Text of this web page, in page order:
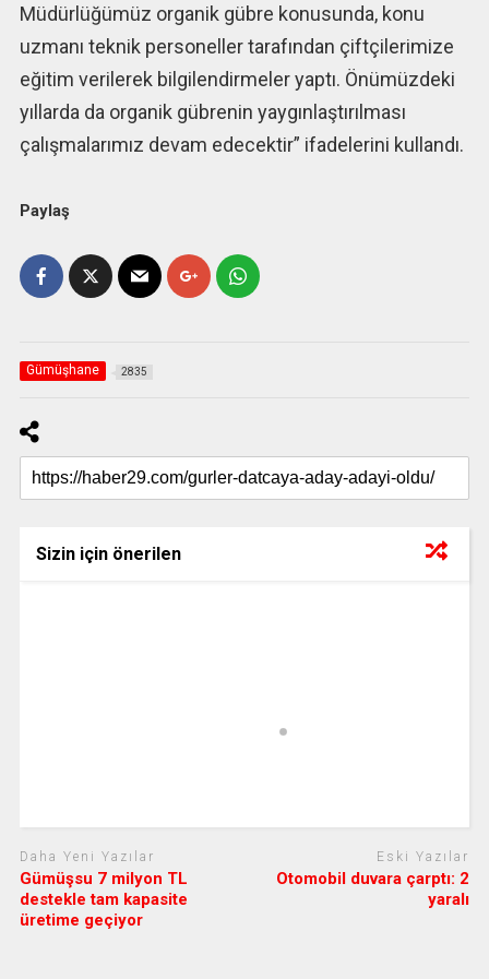
Müdürlüğümüz organik gübre konusunda, konu
uzmanı teknik personeller tarafından çiftçilerimize
eğitim verilerek bilgilendirmeler yaptı. Önümüzdeki
yıllarda da organik gübrenin yaygınlaştırılması
çalışmalarımız devam edecektir” ifadelerini kullandı.
Paylaş
Gümüşhane 2835
Sizin için önerilen
Daha Yeni Yazılar
Gümüşsu 7 milyon TL
destekle tam kapasite
üretime geçiyor
Eski Yazılar
Otomobil duvara çarptı: 2
yaralı